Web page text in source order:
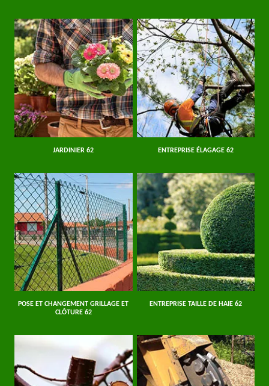
JARDINIER 62 ENTREPRISE ÉLAGAGE 62
POSE ET CHANGEMENT GRILLAGE ET
CLÔTURE 62
ENTREPRISE TAILLE DE HAIE 62